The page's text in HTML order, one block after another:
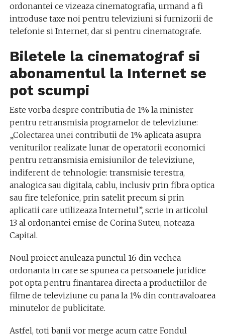
ordonantei ce vizeaza cinematografia, urmand a fi
introduse taxe noi pentru televiziuni si furnizorii de
telefonie si Internet, dar si pentru cinematografe.
Biletele la cinematograf si
abonamentul la Internet se
pot scumpi
Este vorba despre contributia de 1% la minister
pentru retransmisia programelor de televiziune:
„Colectarea unei contributii de 1% aplicata asupra
veniturilor realizate lunar de operatorii economici
pentru retransmisia emisiunilor de televiziune,
indiferent de tehnologie: transmisie terestra,
analogica sau digitala, cablu, inclusiv prin fibra optica
sau fire telefonice, prin satelit precum si prin
aplicatii care utilizeaza Internetul”, scrie in articolul
13 al ordonantei emise de Corina Suteu, noteaza
Capital.
Noul proiect anuleaza punctul 16 din vechea
ordonanta in care se spunea ca persoanele juridice
pot opta pentru finantarea directa a productiilor de
filme de televiziune cu pana la 1% din contravaloarea
minutelor de publicitate.
Astfel, toti banii vor merge acum catre Fondul